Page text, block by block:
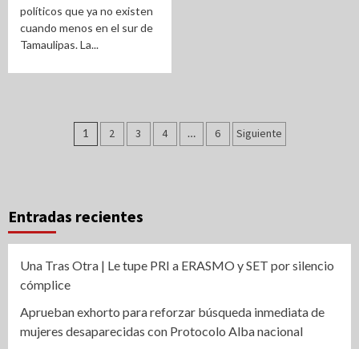
políticos que ya no existen
cuando menos en el sur de
Tamaulipas. La...
Paginación
1 2 3 4 … 6 Siguiente
Entradas recientes
Una Tras Otra | Le tupe PRI a ERASMO y SET por silencio
cómplice
Aprueban exhorto para reforzar búsqueda inmediata de
mujeres desaparecidas con Protocolo Alba nacional